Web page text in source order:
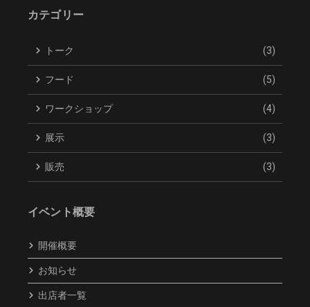
カテゴリー
トーク (3)
フード (5)
ワークショップ (4)
展示 (3)
販売 (3)
イベント概要
開催概要
お知らせ
出店者一覧